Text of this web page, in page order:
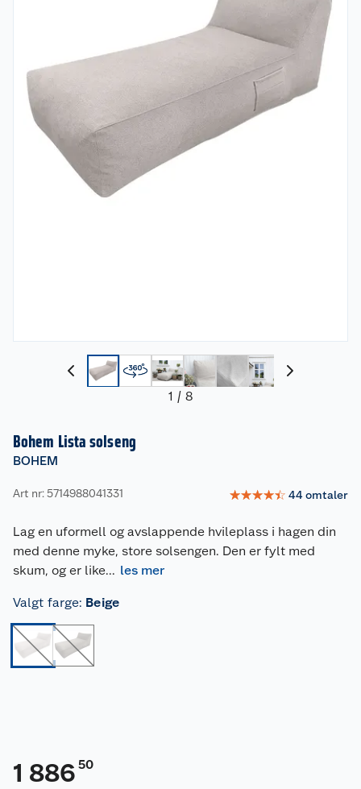
1 / 8
Bohem Lista solseng
BOHEM
Art nr: 5714988041331 ☆☆☆☆☆ 44omtaler
Lag en uformell og avslappende hvileplass i hagen din
med denne myke, store solsengen. Den er fylt med
skum, og er like... les mer
Valgt farge: Beige
1 886 50